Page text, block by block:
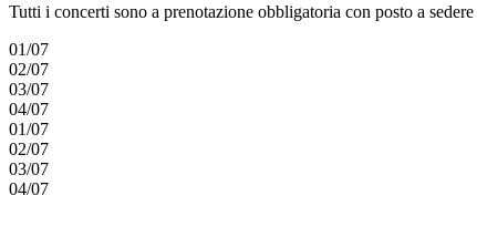
Tutti i concerti sono a prenotazione obbligatoria con posto a
01/07
02/07
03/07
04/07
01/07
02/07
03/07
04/07